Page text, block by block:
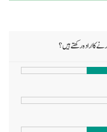
ارادہ رکھتے ہیں؟